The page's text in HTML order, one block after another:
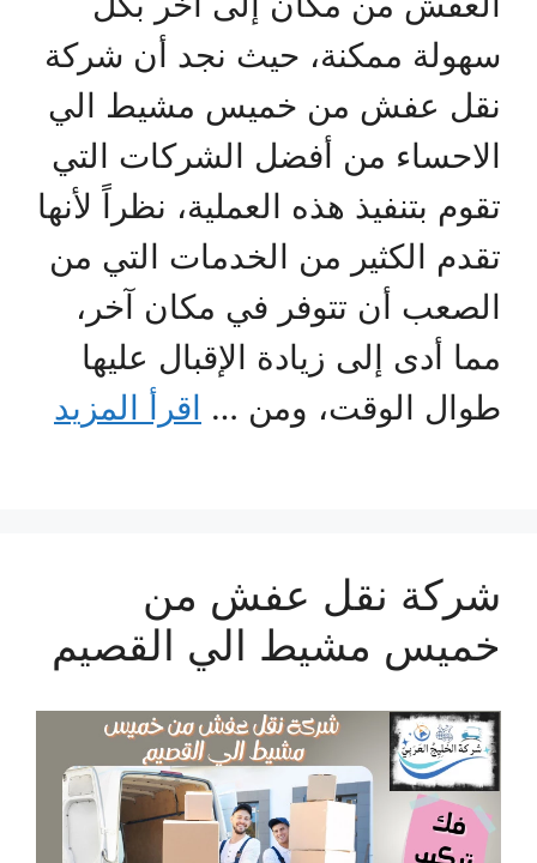
سهولة ممكنة، حيث نجد أن شركة
نقل عفش من خميس مشيط الي
الاحساء من أفضل الشركات التي
تقوم بتنفيذ هذه العملية، نظراً لأنها
تقدم الكثير من الخدمات التي من
الصعب أن تتوفر في مكان آخر،
مما أدى إلى زيادة الإقبال عليها
طوال الوقت، ومن … اقرأ المزيد
شركة نقل عفش من
خميس مشيط الي القصيم